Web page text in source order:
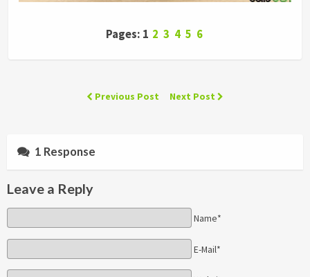
Pages: 1 2 3 4 5 6
Previous Post Next Post
1 Response
Leave a Reply
Name*
E-Mail*